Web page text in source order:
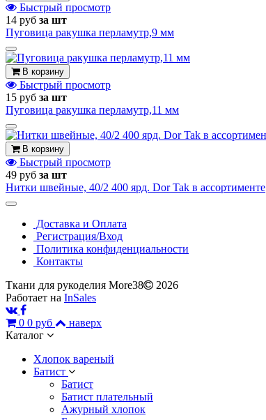
Быстрый просмотр
14 руб за шт
Пуговица ракушка перламутр,9 мм
В корзину
Быстрый просмотр
15 руб за шт
Пуговица ракушка перламутр,11 мм
В корзину
Быстрый просмотр
49 руб за шт
Нитки швейные, 40/2 400 ярд. Dor Tak в ассортименте
Доставка и Оплата
Регистрация/Вход
Политика конфиденциальности
Контакты
Ткани для рукоделия More38
2026
Работает на InSales
0 0 руб
наверх
Каталог
Хлопок вареный
Батист
Батист
Батист плательный
Ажурный хлопок